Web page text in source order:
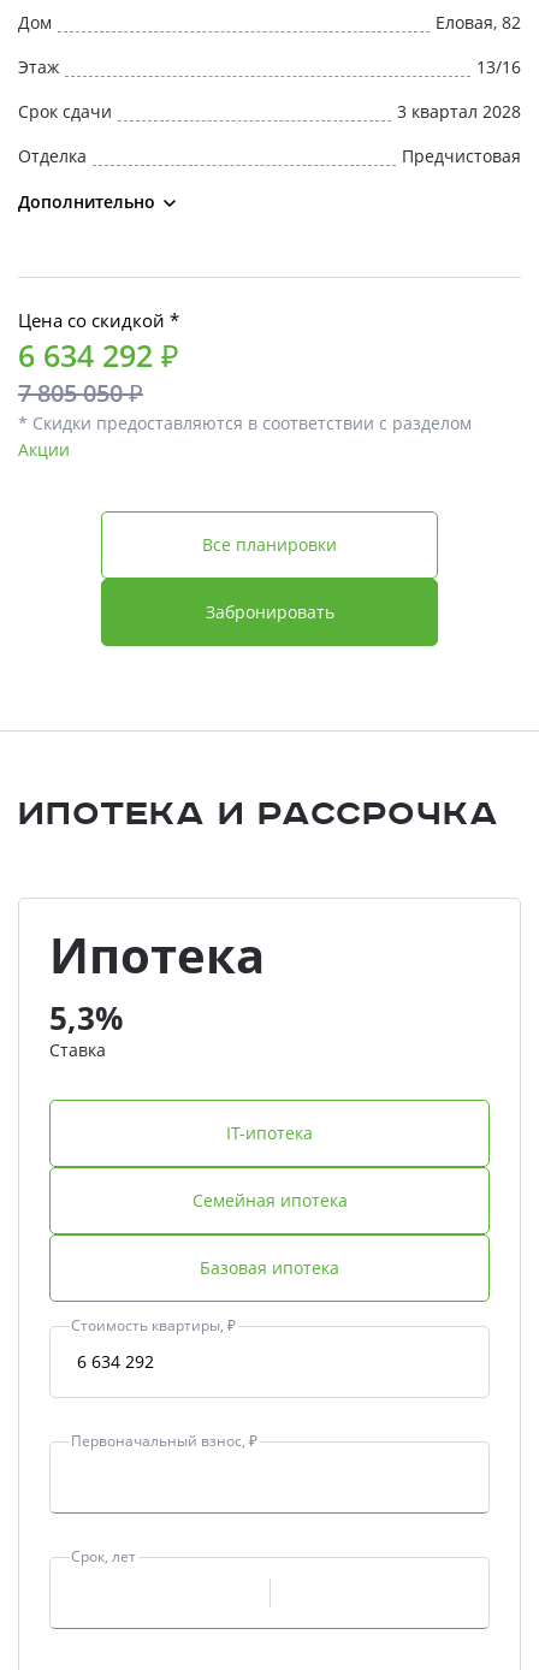
Дом
Еловая, 82
Этаж
13/16
Срок сдачи
3 квартал 2028
Отделка
Предчистовая
Дополнительно
Цена со скидкой *
6 634 292 ₽
7 805 050 ₽
* Скидки предоставляются в соответствии с разделом
Акции
Забронировать
Все планировки
Ипотека и Рассрочка
Ипотека
5,3%
Ставка
IT-ипотека
Семейная ипотека
Базовая ипотека
Стоимость квартиры, ₽
Первоначальный взнос, ₽
Срок, лет